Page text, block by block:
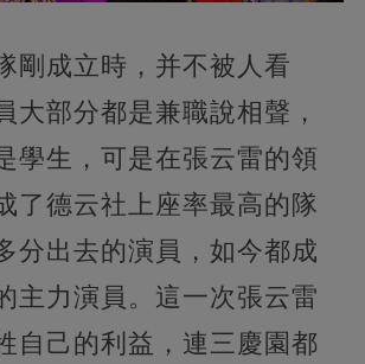
剛成立時，并不被人看
大部分都是兼職說相聲，
學生，可是在張云雷的領
了德云社上座率最高的隊
分出去的演員，如今都成
主力演員。這一次張云雷
自己的利益，連三慶園都